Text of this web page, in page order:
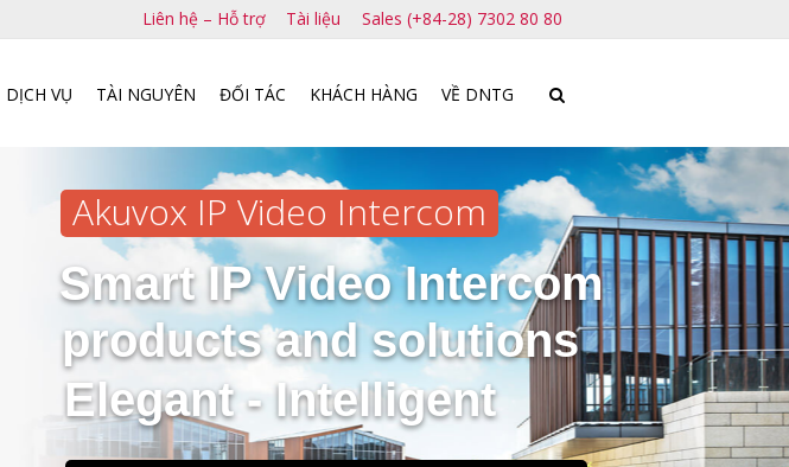
Liên hệ – Hỗ trợ Tài liệu Sales (+84-28) 7302 80 80
DỊCH VỤ TÀI NGUYÊN ĐỐI TÁC KHÁCH HÀNG VỀ DNTG
Akuvox IP Video Intercom
Smart IP Video Intercom
products and solutions
Elegant - Intelligent